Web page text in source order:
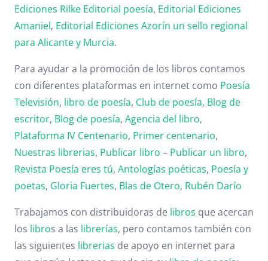
Ediciones Rilke Editorial poesía, Editorial Ediciones
Amaniel, Editorial Ediciones Azorín un sello regional
para Alicante y Murcia.
Para ayudar a la promoción de los libros contamos
con diferentes plataformas en internet como Poesía
Televisión, libro de poesía, Club de poesía, Blog de
escritor, Blog de poesía, Agencia del libro,
Plataforma IV Centenario, Primer centenario,
Nuestras librerias, Publicar libro – Publicar un libro,
Revista Poesía eres tú, Antologías poéticas, Poesía y
poetas, Gloria Fuertes, Blas de Otero, Rubén Darío
Trabajamos con distribuidoras de libros que acercan
los libros a las librerías, pero contamos también con
las siguientes librerias de apoyo en internet para